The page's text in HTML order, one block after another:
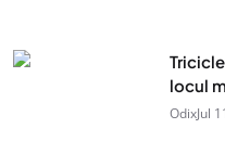
locul
OdixJul